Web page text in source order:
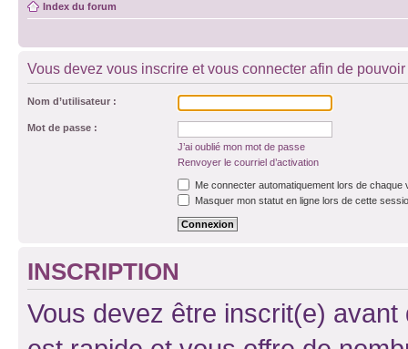
Index du forum
Vous devez vous inscrire et vous connecter afin de
Nom d’utilisateur :
Mot de passe :
J’ai oublié mon mot de passe
Renvoyer le courriel d’activation
Me connecter automatiquement lors de chaque
Masquer mon statut en ligne lors de cette
INSCRIPTION
Vous devez être inscrit(e) avant